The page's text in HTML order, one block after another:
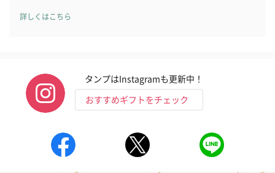
詳しくはこちら
タンプはInstagramも更新中！
おすすめギフトをチェック